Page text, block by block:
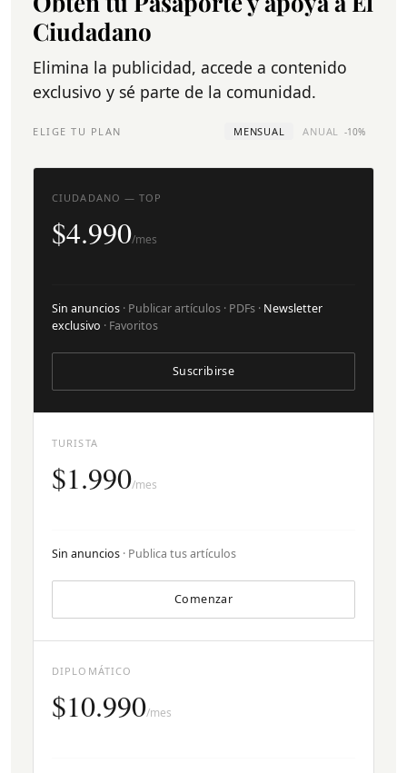
Ciudadano
Elimina la publicidad, accede a contenido
exclusivo y sé parte de la comunidad.
ELIGE TU PLAN MENSUAL ANUAL -10%
TURISTA
$1.990/mes
Sin anuncios · Publica tus artículos
Comenzar
CIUDADANO — TOP
$4.990/mes
Sin anuncios · Publicar artículos · PDFs · Newsletter
exclusivo · Favoritos
Suscribirse
DIPLOMÁTICO
$10.990/mes